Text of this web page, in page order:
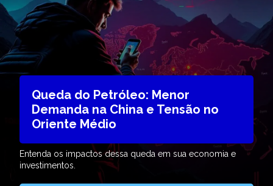
Queda do Petróleo: Menor
Demanda na China e Tensão no
Oriente Médio
Entenda os impactos dessa queda em sua economia e
investimentos.